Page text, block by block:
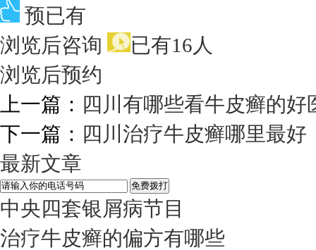
预已有
浏览后咨询
已有16人
浏览后预约
上一篇： 四川有哪些看牛皮癣的好
下一篇： 四川治疗牛皮癣哪里最好
最新文章
中央四套银屑病节目
治疗牛皮癣的偏方有哪些